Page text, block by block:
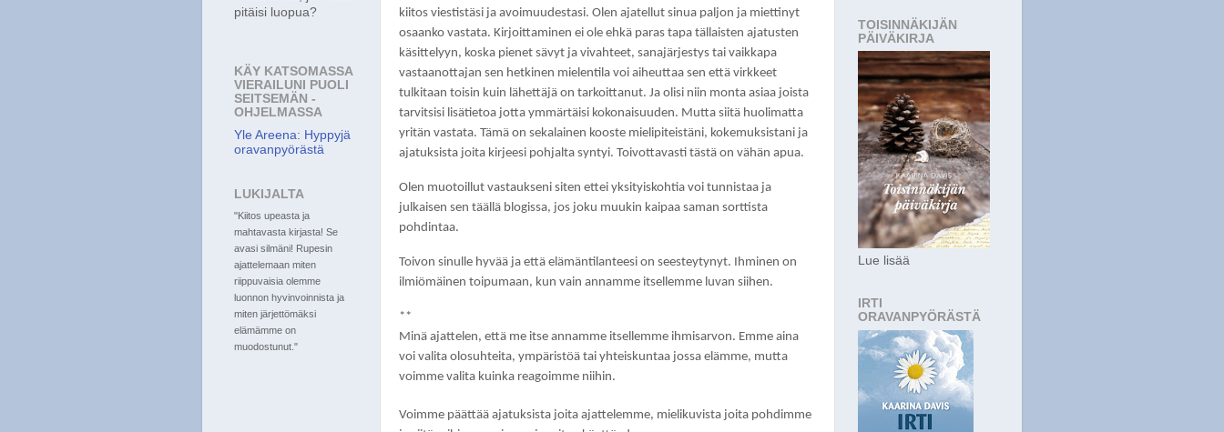
kiitos viestistäsi ja avoimuudestasi. Olen ajatellut sinua paljon ja miettinyt
osaanko vastata. Kirjoittaminen ei ole ehkä paras tapa tällaisten ajatusten
käsittelyyn, koska pienet sävyt ja vivahteet, sanajärjestys tai vaikkapa
vastaanottajan sen hetkinen mielentila voi aiheuttaa sen että virkkeet
tulkitaan toisin kuin lähettäjä on tarkoittanut. Ja olisi niin monta asiaa joista
tarvitsisi lisätietoa jotta ymmärtäisi kokonaisuuden. Mutta siitä huolimatta
yritän vastata. Tämä on sekalainen kooste mielipiteistäni, kokemuksistani ja
ajatuksista joita kirjeesi pohjalta syntyi. Toivottavasti tästä on vähän apua.
Olen muotoillut vastaukseni siten ettei yksityiskohtia voi tunnistaa ja
julkaisen sen täällä blogissa, jos joku muukin kaipaa saman sorttista
pohdintaa.
Toivon sinulle hyvää ja että elämäntilanteesi on seesteytynyt. Ihminen on
ilmiömäinen toipumaan, kun vain annamme itsellemme luvan siihen.
**
Minä ajattelen, että me itse annamme itsellemme ihmisarvon. Emme aina
voi valita olosuhteita, ympäristöä tai yhteiskuntaa jossa elämme, mutta
voimme valita kuinka reagoimme niihin.
Voimme päättää ajatuksista joita ajattelemme, mielikuvista joita pohdimme
pitäisi luopua?
KÄY KATSOMASSA
VIERAILUNI PUOLI
SEITSEMÄN -
OHJELMASSA
Yle Areena: Hyppyjä
oravanpyörästä
LUKIJALTA
"Kiitos upeasta ja
mahtavasta kirjasta! Se
avasi silmäni! Rupesin
ajattelemaan miten
riippuvaisia olemme
luonnon hyvinvoinnista ja
miten järjettömäksi
elämämme on
muodostunut."
TOISINNÄKIJÄN
PÄIVÄKIRJA
Lue lisää
IRTI
ORAVANPYÖRÄSTÄ